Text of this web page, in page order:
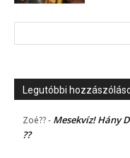
Legutóbbi
Zoé??- Mesekvíz! Hány
??